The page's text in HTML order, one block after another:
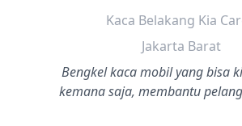
Kaca Belakang Kia
Jakarta Barat
Bengkel kaca mobil yang bisa
kemana saja, membantu